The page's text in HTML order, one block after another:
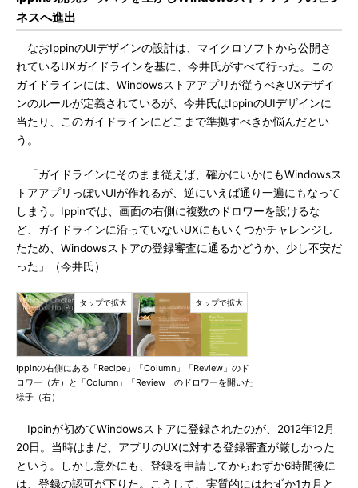
ネスへ進出
なおIppinのUIデザインの設計は、マイクロソフトから公開さ
れているUXガイドラインを基に、今井氏がすべて行った。この
ガイドラインには、Windowsストアアプリが従うべきUXデザイ
ンのルールが定義されているが、今井氏はIppinのUIデザインに
当たり、このガイドラインにどこまで準拠すべきか悩んだとい
う。
「ガイドラインにそのまま従えば、確かにいかにもWindowsス
トアアプリっぽいUIが作れるが、逆にいえば通り一遍にもなって
しまう。Ippinでは、画面の右側に複数のドロワーを設けるな
ど、ガイドラインに沿っていないUXにもいくつかチャレンジし
たため、Windowsストアの登録審査に通るかどうか、少し不安だ
った」（今井氏）
Ippinの右側にある「Recipe」「Column」「Review」のド
ロワー（左）と「Column」「Review」のドロワーを開いた
様子（右）
Ippinが初めてWindowsストアに登録されたのが、2012年12月
20日。当時はまだ、アプリのUXに対する登録審査が厳しかった
という。しかし意外にも、登録を申請してからわずか6時間後に
は、登録の認可が下りた。こうして、実質的にはわずか1カ月と